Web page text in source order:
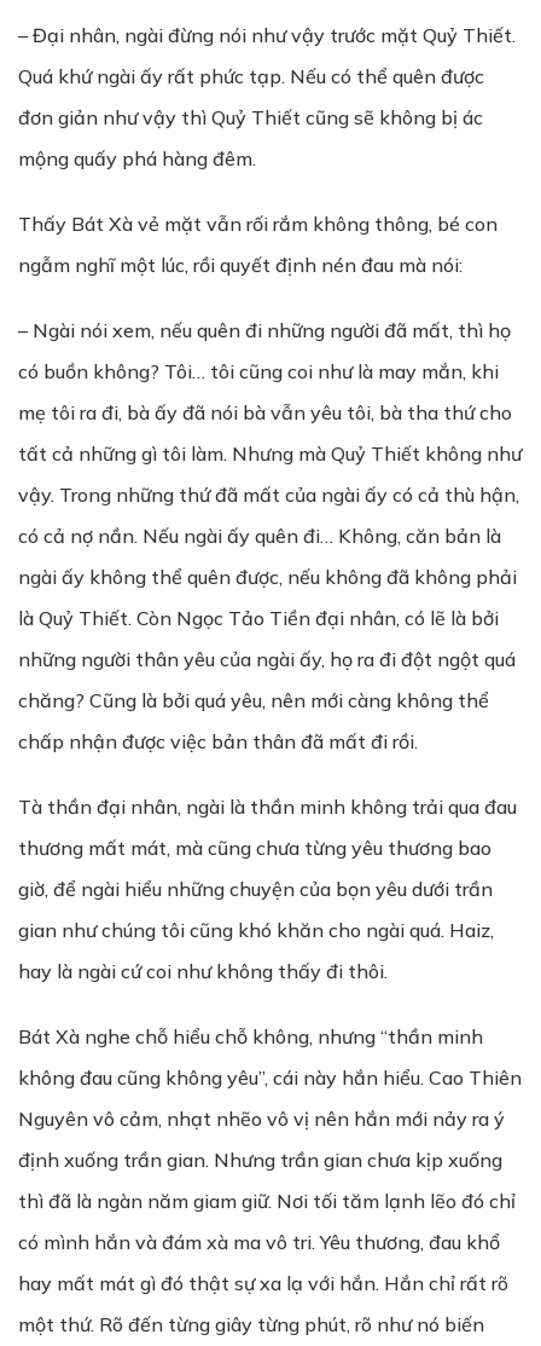
– Đại nhân, ngài đừng nói như vậy trước mặt Quỷ Thiết.
Quá khứ ngài ấy rất phức tạp. Nếu có thể quên được
đơn giản như vậy thì Quỷ Thiết cũng sẽ không bị ác
mộng quấy phá hàng đêm.
Thấy Bát Xà vẻ mặt vẫn rối rắm không thông, bé con
ngẫm nghĩ một lúc, rồi quyết định nén đau mà nói:
– Ngài nói xem, nếu quên đi những người đã mất, thì họ
có buồn không? Tôi… tôi cũng coi như là may mắn, khi
mẹ tôi ra đi, bà ấy đã nói bà vẫn yêu tôi, bà tha thứ cho
tất cả những gì tôi làm. Nhưng mà Quỷ Thiết không như
vậy. Trong những thứ đã mất của ngài ấy có cả thù hận,
có cả nợ nần. Nếu ngài ấy quên đi… Không, căn bản là
ngài ấy không thể quên được, nếu không đã không phải
là Quỷ Thiết. Còn Ngọc Tảo Tiền đại nhân, có lẽ là bởi
những người thân yêu của ngài ấy, họ ra đi đột ngột quá
chăng? Cũng là bởi quá yêu, nên mới càng không thể
chấp nhận được việc bản thân đã mất đi rồi.
Tà thần đại nhân, ngài là thần minh không trải qua đau
thương mất mát, mà cũng chưa từng yêu thương bao
giờ, để ngài hiểu những chuyện của bọn yêu dưới trần
gian như chúng tôi cũng khó khăn cho ngài quá. Haiz,
hay là ngài cứ coi như không thấy đi thôi.
Bát Xà nghe chỗ hiểu chỗ không, nhưng “thần minh
không đau cũng không yêu”, cái này hắn hiểu. Cao Thiên
Nguyên vô cảm, nhạt nhẽo vô vị nên hắn mới nảy ra ý
định xuống trần gian. Nhưng trần gian chưa kịp xuống
thì đã là ngàn năm giam giữ. Nơi tối tăm lạnh lẽo đó chỉ
có mình hắn và đám xà ma vô tri. Yêu thương, đau khổ
hay mất mát gì đó thật sự xa lạ với hắn. Hắn chỉ rất rõ
một thứ. Rõ đến từng giây từng phút, rõ như nó biến